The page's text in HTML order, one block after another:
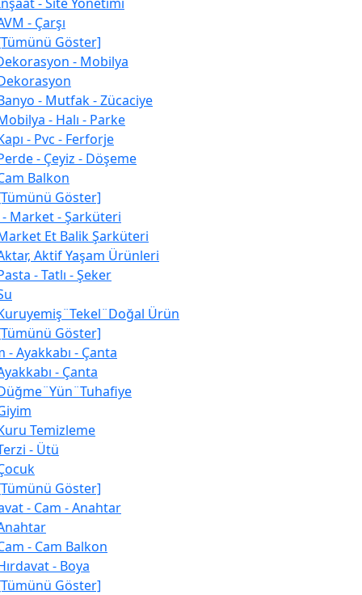
- Çarşı
Göster]
- Mobilya
- Mutfak - Zücaciye
- Halı - Parke
- Pvc - Ferforje
- Çeyiz - Döşeme
Balkon
Göster]
- Market - Şarküteri
Et Balik Şarküteri
Aktif Yaşam Ürünleri
- Tatlı - Şeker
Ürün
Göster]
- Ayakkabı - Çanta
- Çanta
Temizleme
- Ütü
Göster]
- Cam - Anahtar
- Cam Balkon
- Boya
Göster]